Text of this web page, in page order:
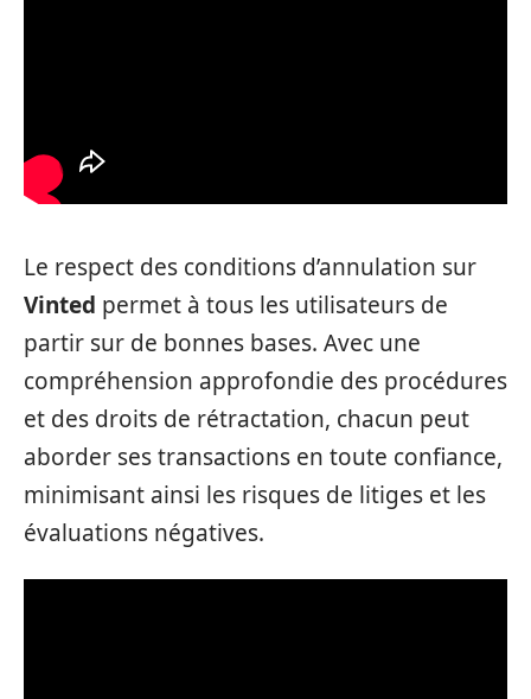
Le respect des conditions d’annulation sur
Vinted permet à tous les utilisateurs de
partir sur de bonnes bases. Avec une
compréhension approfondie des procédures
et des droits de rétractation, chacun peut
aborder ses transactions en toute confiance,
minimisant ainsi les risques de litiges et les
évaluations négatives.